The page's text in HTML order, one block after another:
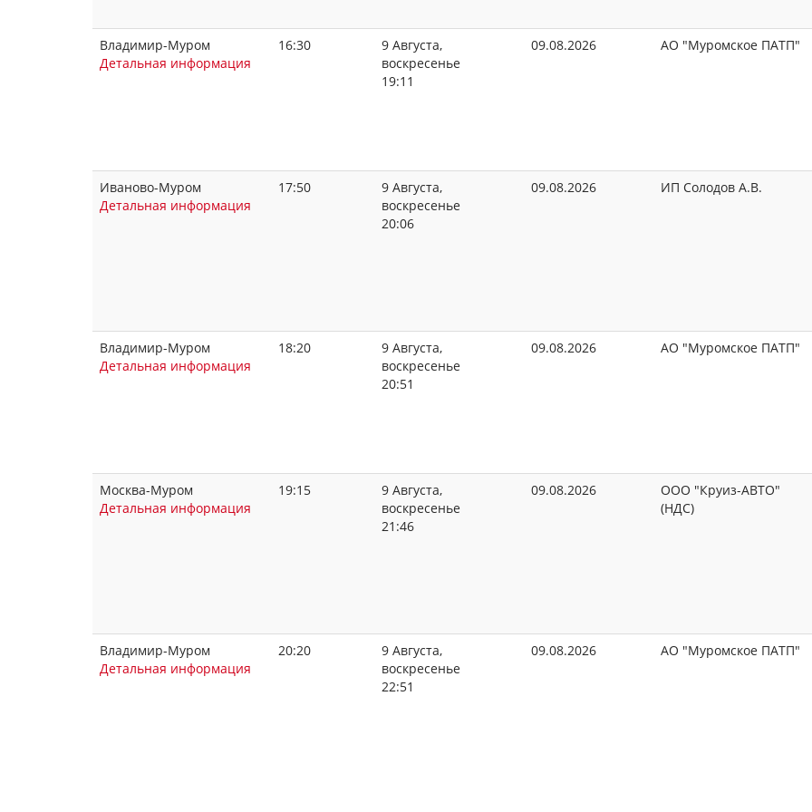
Владимир-Муром
Детальная информация
16:30
9 Августа,
воскресенье
19:11
09.08.2026 АО "Муромское ПАТП"
Иваново-Муром
Детальная информация
17:50
9 Августа,
воскресенье
20:06
09.08.2026 ИП Солодов А.В.
Владимир-Муром
Детальная информация
18:20
9 Августа,
воскресенье
20:51
09.08.2026 АО "Муромское ПАТП"
Москва-Муром
Детальная информация
19:15
9 Августа,
воскресенье
21:46
09.08.2026
ООО "Круиз-АВТО"
(НДС)
Владимир-Муром
Детальная информация
20:20
9 Августа,
воскресенье
22:51
09.08.2026 АО "Муромское ПАТП"